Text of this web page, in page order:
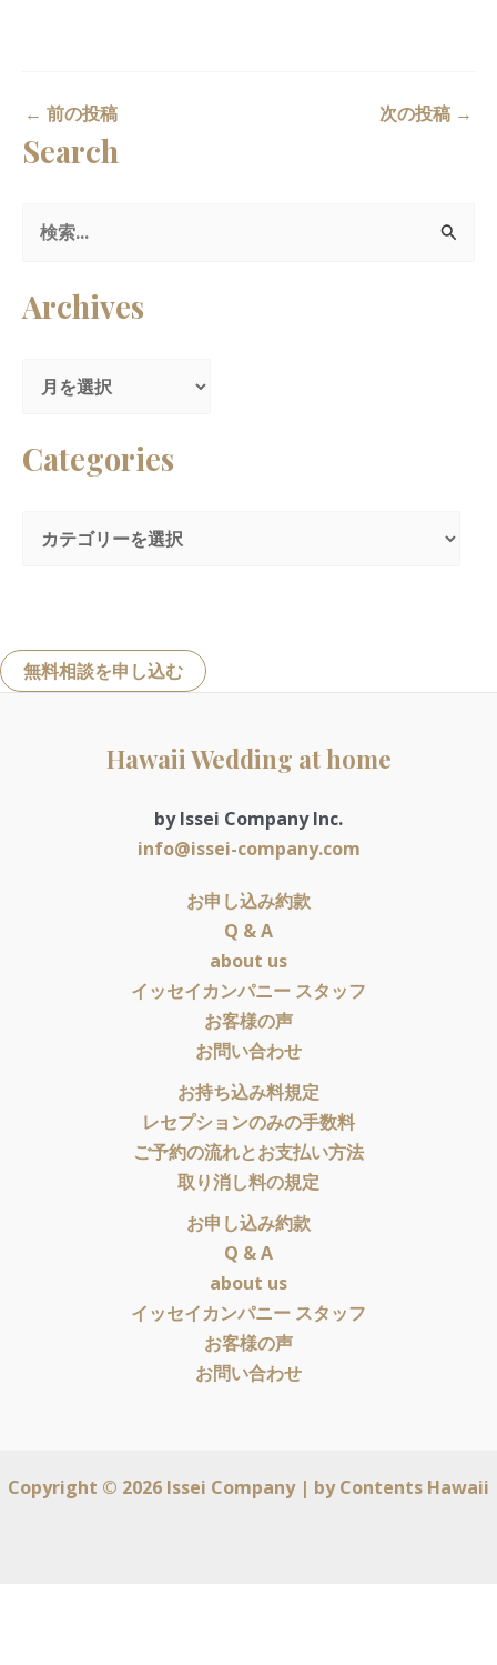
← 前の投稿 次の投稿 →
Search
対
Archives
Categories
無料相談を申し込む
Hawaii Wedding at home
by Issei Company Inc.
info@issei-company.com
お申し込み約款
Q & A
about us
イッセイカンパニー スタッフ
お客様の声
お問い合わせ
お持ち込み料規定
レセプションのみの手数料
ご予約の流れとお支払い方法
取り消し料の規定
お申し込み約款
Q & A
about us
イッセイカンパニー スタッフ
お客様の声
お問い合わせ
Copyright © 2026 Issei Company | byContents Hawaii